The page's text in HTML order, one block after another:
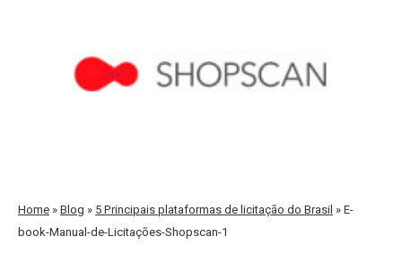
Home »Blog » 5 Principais plataformas de licitação do Brasil »E-
book-Manual-de-Licitações-Shopscan-1